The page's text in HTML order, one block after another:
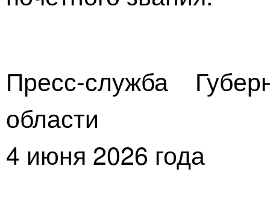
Пресс-служба
области
4 июня 2026 года